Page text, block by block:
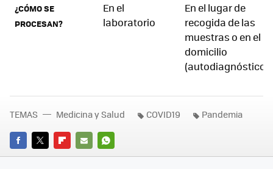
¿CÓMO SE
PROCESAN?
En el
laboratorio
En el lugar de
recogida de las
muestras o en el
domicilio
(autodiagnóstico)
FACEBOOK
TWITTERFLIPBOARD
E-
WHATSAPP
TEMAS Medicina y Salud COVID19 Pandemia